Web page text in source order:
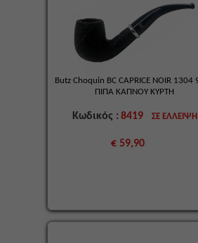
Butz Choquin BC CAPRICE NOIR 1304
ΠΙΠΑ ΚΑΠΝΟΥ ΚΥΡΤΗ
Κωδικός : 8419ΣΕ ΕΛΛΕΙΨΗ
€ 59,90